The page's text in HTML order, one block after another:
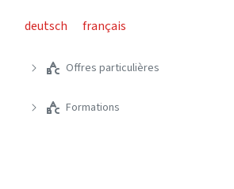
deutsch français
Offres particulières
Formations